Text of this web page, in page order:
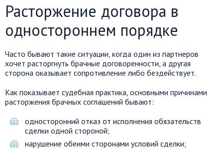
Расторжение договора в
одностороннем порядке
Часто бывают такие ситуации, когда один из партнеров
хочет расторгнуть брачные договоренности, а другая
сторона оказывает сопротивление либо бездействует.
Как показывает судебная практика, основными причинами
расторжения брачных соглашений бывают:
односторонний отказ от исполнения обязательств
сделки одной стороной;
нарушение обеими сторонами условий сделки;